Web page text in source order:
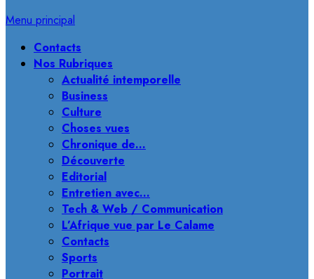
Menu principal
Contacts
Nos Rubriques
Actualité intemporelle
Business
Culture
Choses vues
Chronique de…
Découverte
Editorial
Entretien avec…
Tech & Web / Communication
L’Afrique vue par Le Calame
Contacts
Sports
Portrait